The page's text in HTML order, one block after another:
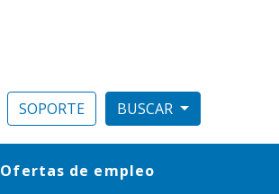
SOPORTE
Ofertas de empleo